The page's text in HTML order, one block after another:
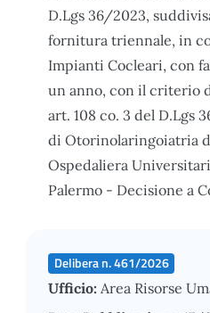
D.Lgs 36/2023,
fornitura triennale, in
Impianti Cocleari, con
un anno, con il criterio
art. 108 co. 3 del D.Lgs
di Otorinolaringoiatria
Ospedaliera
Palermo - Decisione a
Delibera n. 461/2026
Ufficio: Area Risorse